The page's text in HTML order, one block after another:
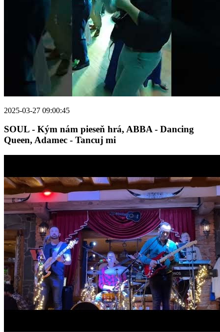
2025-03-27 09:00:45
SOUL - Kým nám pieseň hrá, ABBA - Dancing
Queen, Adamec - Tancuj mi